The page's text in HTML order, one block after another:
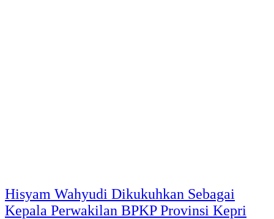
Hisyam Wahyudi Dikukuhkan Sebagai
Kepala Perwakilan BPKP Provinsi Kepri